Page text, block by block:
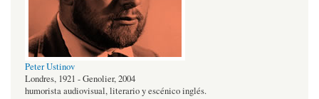
Peter Ustinov
Londres, 1921 - Genolier, 2004
humorista audiovisual, literario y escénico inglés.